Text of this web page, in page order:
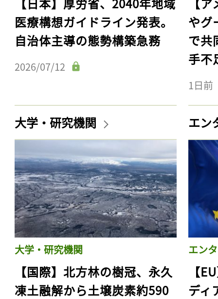
医療構想ガイドライン発表。
自治体主導の態勢構築急務
2026/07/12
やグ
で共
手不
1日前
大学・研究機関
大学・研究機関
【国際】北方林の樹冠、永久
凍土融解から土壌炭素約590
エン
エン
【
ディ